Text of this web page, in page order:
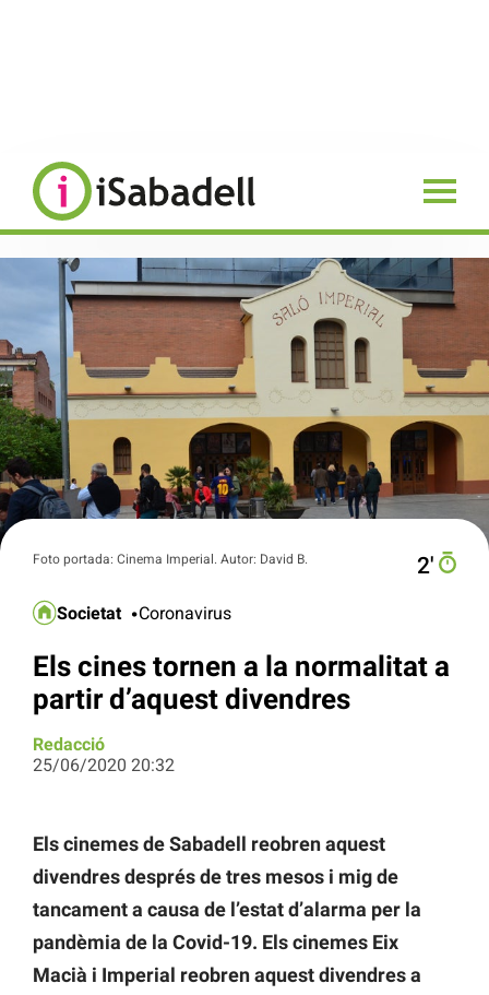
Foto portada: Cinema Imperial. Autor: David B. 2′
Societat Coronavirus
Els cines tornen a la normalitat a
partir d’aquest divendres
Redacció
25/06/2020 20:32
Els cinemes de Sabadell reobren aquest
divendres després de tres mesos i mig de
tancament a causa de l’estat d’alarma per la
pandèmia de la Covid-19. Els cinemes Eix
Macià i Imperial reobren aquest divendres a